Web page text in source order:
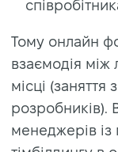
Тому онлайн
взаємодія
місці (заняття
розробників).
менеджерів із